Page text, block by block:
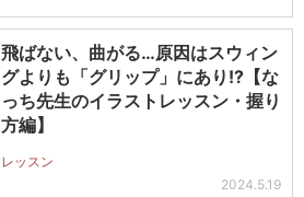
飛ばない、曲がる…原因はスウィン
グよりも「グリップ」にあり!?【な
っち先生のイラストレッスン・握り
方編】
レッスン
2024.5.19